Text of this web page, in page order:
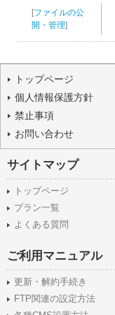
[ファイルの公
開・管理]
トップページ
個人情報保護方針
禁止事項
お問い合わせ
サイトマップ
トップページ
プラン一覧
よくある質問
ご利用マニュアル
更新・解約手続き
FTP関連の設定方法